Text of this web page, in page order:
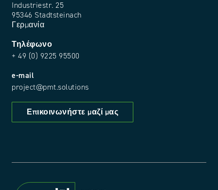
Industriestr. 25
95346 Stadtsteinach
Γερμανία
Τηλέφωνο
+ 49 (0) 9225 95500
e-mail
project@pmt.solutions
Επικοινωνήστε μαζί μας